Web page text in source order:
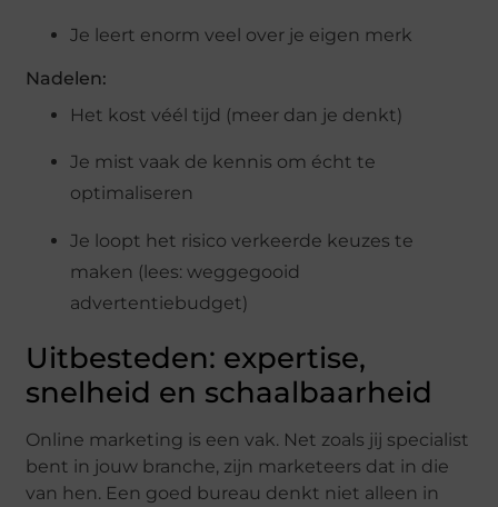
Je leert enorm veel over je eigen merk
Nadelen:
Het kost véél tijd (meer dan je denkt)
Je mist vaak de kennis om écht te
optimaliseren
Je loopt het risico verkeerde keuzes te
maken (lees: weggegooid
advertentiebudget)
Uitbesteden: expertise,
snelheid en schaalbaarheid
Online marketing is een vak. Net zoals jij specialist
bent in jouw branche, zijn marketeers dat in die
van hen. Een goed bureau denkt niet alleen in